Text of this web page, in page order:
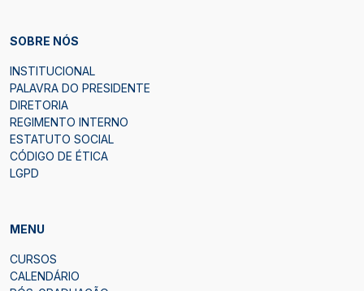
SOBRE NÓS
INSTITUCIONAL
PALAVRA DO PRESIDENTE
DIRETORIA
REGIMENTO INTERNO
ESTATUTO SOCIAL
CÓDIGO DE ÉTICA
LGPD
MENU
CURSOS
CALENDÁRIO